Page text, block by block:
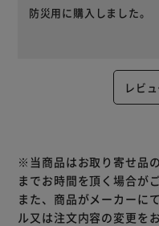
防災用に購入しました。
レビ
※当商品はお取り寄せ品
までお時間を頂く場合が
また、商品がメーカーに
ル又は注文内容の変更を